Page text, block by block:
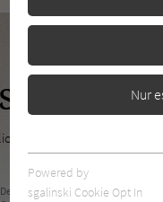
Angaben
Nur
Essentielle Cookies
benötigt. Dadurch ist
Powered by
sgalinski Cookie Opt In